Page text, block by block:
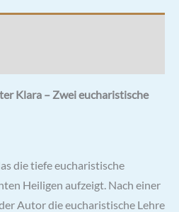
Klara – Zwei eucharistische
die tiefe eucharistische
Heiligen aufzeigt. Nach einer
Autor die eucharistische Lehre